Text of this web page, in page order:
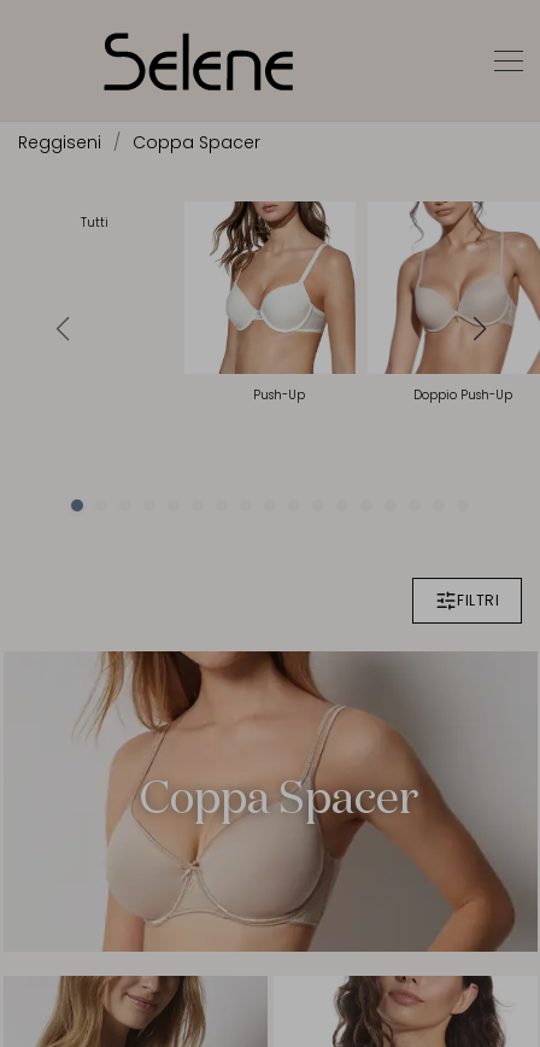
Reggiseni Coppa Spacer
Tutti
Push-Up Doppio Push-Up
FILTRI
Coppa Spacer